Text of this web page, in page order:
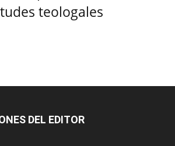
teologales
DEL EDITOR